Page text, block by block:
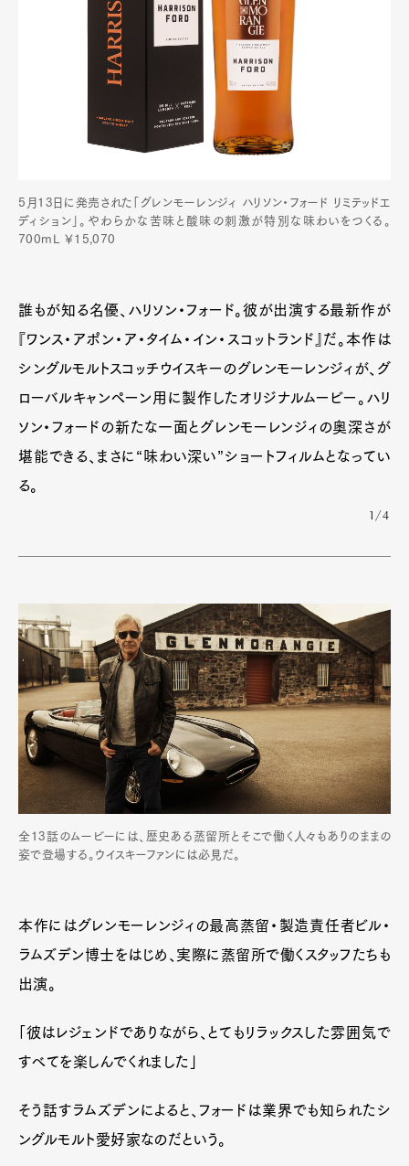
5月13日に発売された「グレンモーレンジィ ハリソン・フォード リミテッドエ
ディション」。やわらかな苦味と酸味の刺激が特別な味わいをつくる。
700mL ￥15,070
誰もが知る名優、ハリソン・フォード。彼が出演する最新作が
『ワンス・アポン・ア・タイム・イン・スコットランド』だ。本作は
シングルモルトスコッチウイスキーのグレンモーレンジィが、グ
ローバルキャンペーン用に製作したオリジナルムービー。ハリ
ソン・フォードの新たな一面とグレンモーレンジィの奥深さが
堪能できる、まさに“味わい深い”ショートフィルムとなってい
る。
1/4
全13話のムービーには、歴史ある蒸留所とそこで働く人々もありのままの
姿で登場する。ウイスキーファンには必見だ。
本作にはグレンモーレンジィの最高蒸留・製造責任者ビル・
ラムズデン博士をはじめ、実際に蒸留所で働くスタッフたちも
出演。
「彼はレジェンドでありながら、とてもリラックスした雰囲気で
すべてを楽しんでくれました」
そう話すラムズデンによると、フォードは業界でも知られたシ
ングルモルト愛好家なのだという。